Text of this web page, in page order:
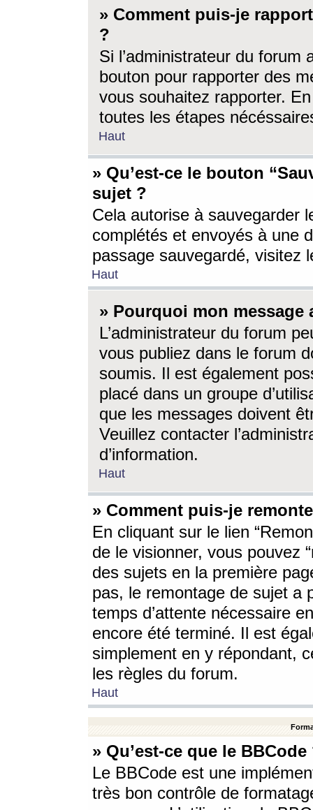
» Comment puis-je
?
Si l’administrateur du forum
bouton pour rapporter des
vous souhaitez rapporter.
toutes les étapes
Haut
» Qu’est-ce le bouton
sujet ?
Cela autorise à sauvegarder
complétés et envoyés à une
passage sauvegardé, visitez
Haut
» Pourquoi mon message
L’administrateur du forum
vous publiez dans le forum
soumis. Il est également
placé dans un groupe
que les messages doivent
Veuillez contacter
d’information.
Haut
» Comment puis-je
En cliquant sur le lien
de le visionner, vous pouvez
des sujets en la première
pas, le remontage de sujet a
temps d’attente nécessaire
encore été terminé. Il est
simplement en y répondant,
les règles du forum.
Haut
» Qu’est-ce que le BBCode
Le BBCode est une
très bon contrôle de